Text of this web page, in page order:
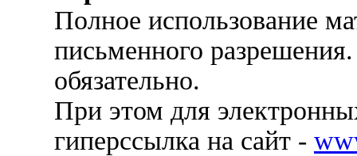
Полное использование
письменного
обязательно.
При этом для
гиперссылка на сайт -